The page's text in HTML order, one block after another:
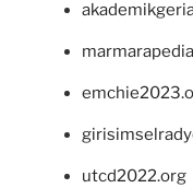
utcd2022.org